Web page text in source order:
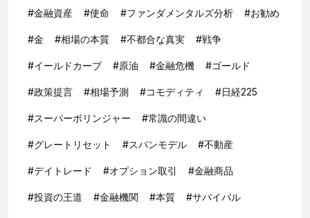
#金融資産 #使命 #ファンダメンタルズ分析 #お勧め
#金 #相場の本質 #不都合な真実 #戦争
#イールドカーブ #原油 #金融危機 #ゴールド
#政策提言 #相場予測 #コモディティ #日経225
#スーパーボリンジャー #常識の間違い
#グレートリセット #スパンモデル #不動産
#デイトレード #オプション取引 #金融商品
#投資の王道 #金融機関 #本質 #サバイバル